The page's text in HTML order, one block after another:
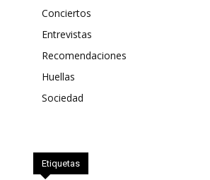
Conciertos
Entrevistas
Recomendaciones
Huellas
Sociedad
Etiquetas